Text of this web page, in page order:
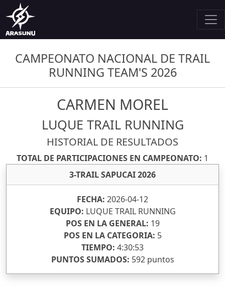
CAMPEONATO NACIONAL DE TRAIL
RUNNING TEAM'S 2026
CARMEN MOREL
LUQUE TRAIL RUNNING
HISTORIAL DE RESULTADOS
TOTAL DE PARTICIPACIONES EN CAMPEONATO: 1
3-TRAIL SAPUCAI 2026
FECHA: 2026-04-12
EQUIPO: LUQUE TRAIL RUNNING
POS EN LA GENERAL: 19
POS EN LA CATEGORIA: 5
TIEMPO: 4:30:53
PUNTOS SUMADOS: 592 puntos